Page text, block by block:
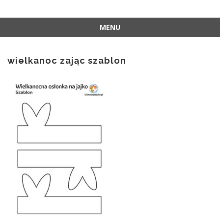
MENU
treściwielkanoc zając szablon